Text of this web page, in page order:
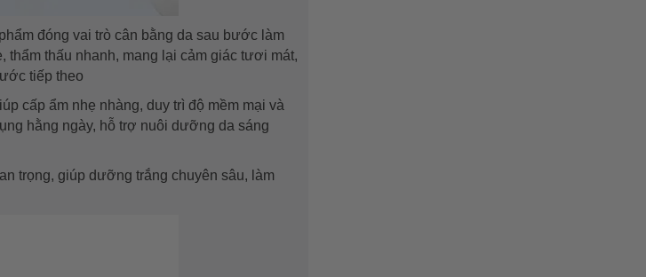
đóng vai trò cân bằng da sau bước làm
thẩm thấu nhanh, mang lại cảm giác tươi mát,
tiếp theo
cấp ẩm nhẹ nhàng, duy trì độ mềm mại và
hằng ngày, hỗ trợ nuôi dưỡng da sáng
trọng, giúp dưỡng trắng chuyên sâu, làm